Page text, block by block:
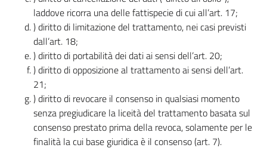
laddove ricorra una delle fattispecie di cui all’art. 17;
) diritto di limitazione del trattamento, nei casi previsti
dall’art. 18;
) diritto di portabilità dei dati ai sensi dell’art. 20;
) diritto di opposizione al trattamento ai sensi dell’art.
21;
) diritto di revocare il consenso in qualsiasi momento
senza pregiudicare la liceità del trattamento basata sul
consenso prestato prima della revoca, solamente per le
finalità la cui base giuridica è il consenso (art. 7).